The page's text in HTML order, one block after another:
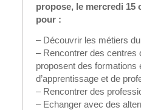
propose, le mercredi 15
pour :
– Découvrir les métiers
– Rencontrer des centres
proposent des formations
d’apprentissage et de
– Rencontrer des
– Echanger avec des